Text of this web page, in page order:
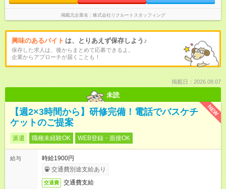
掲載元企業名 株式会社リクルートスタッフィング
興味のあるバイト は、とりあえず保存しよう♪
保存した求人は、後からまとめて応募できるよ。
企業からアプローチが届くことも！
掲載日：2026.08.07
未読
NEW
【週2×3時間から】研修完備！電話でバスケチ
ケットのご提案
派遣 職種未経験OK WEB登録・面接OK
給与
時給1900円
交通費別途支給あり
交通費 交通費支給